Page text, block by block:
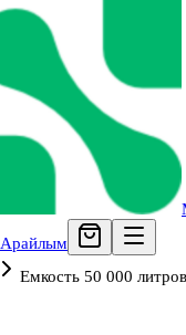
Арайлым
Емкость 50 000 литров